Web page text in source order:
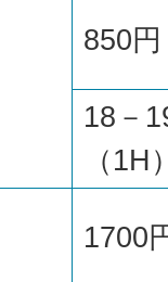
850円
18－
（1H
1700